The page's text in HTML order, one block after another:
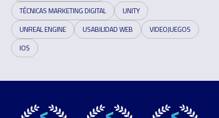
TÉCNICAS MARKETING DIGITAL
UNITY
UNREAL ENGINE
USABILIDAD WEB
VIDEOJUEGOS
IOS